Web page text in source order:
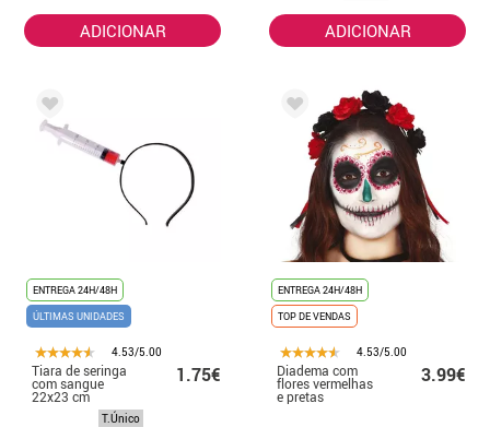
ADICIONAR ADICIONAR
ENTREGA 24H/48H
ÚLTIMAS UNIDADES
4.53/5.00
Tiara de seringa
com sangue
22x23 cm
1.75€
T.Único
ENTREGA 24H/48H
TOP DE VENDAS
4.53/5.00
Diadema com
flores vermelhas
e pretas
3.99€